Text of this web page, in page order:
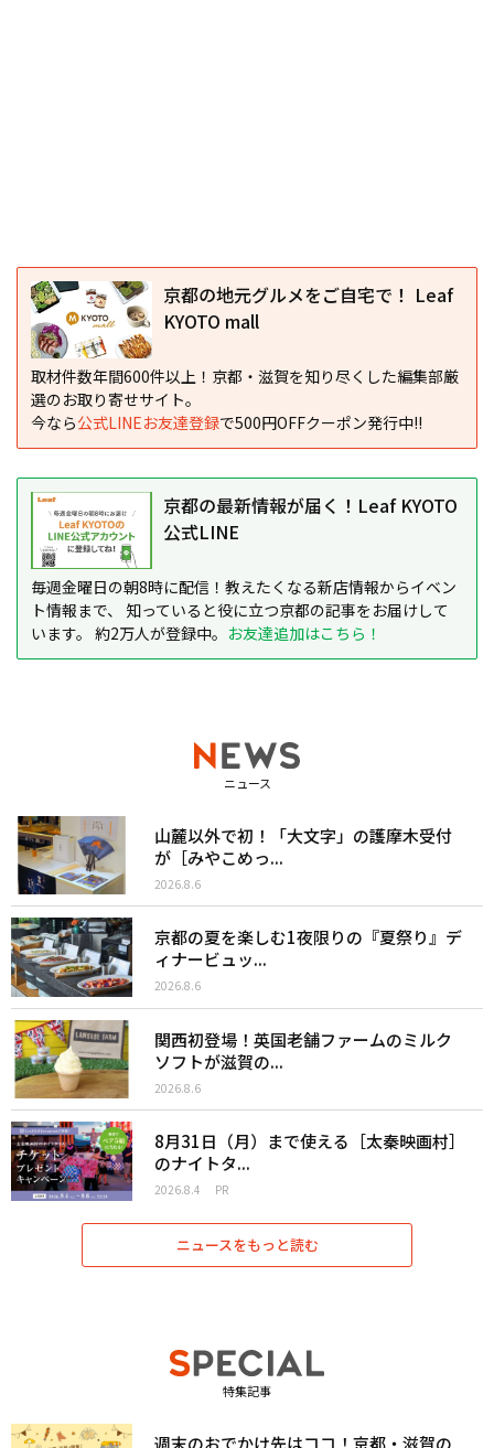
京都の地元グルメをご自宅で！ Leaf
KYOTO mall
取材件数年間600件以上！京都・滋賀を知り尽くした編集部厳
選のお取り寄せサイト。
今なら公式LINEお友達登録で500円OFFクーポン発行中!!
京都の最新情報が届く！Leaf KYOTO
公式LINE
毎週金曜日の朝8時に配信！教えたくなる新店情報からイベン
ト情報まで、 知っていると役に立つ京都の記事をお届けして
います。 約2万人が登録中。 お友達追加はこちら！
ニュース
山麓以外で初！「大文字」の護摩木受付
が［みやこめっ...
2026.8.6
京都の夏を楽しむ1夜限りの『夏祭り』デ
ィナービュッ...
2026.8.6
関西初登場！英国老舗ファームのミルク
ソフトが滋賀の...
2026.8.6
8月31日（月）まで使える［太秦映画村］
のナイトタ...
2026.8.4 PR
ニュースをもっと読む
特集記事
週末のおでかけ先はココ！京都・滋賀の